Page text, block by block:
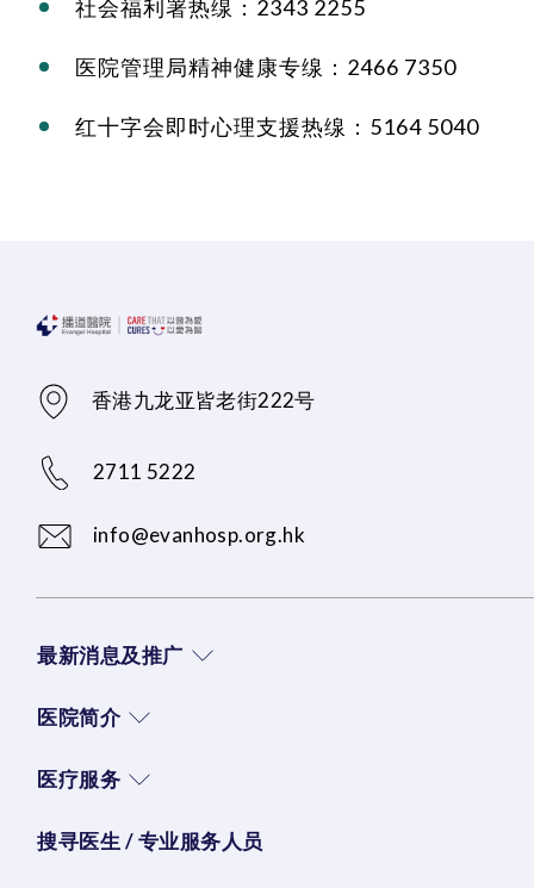
社会福利署热缐：2343 2255
医院管理局精神健康专缐：2466 7350
红十字会即时心理支援热缐：5164 5040
香港九龙亚皆老街222号
2711 5222
info@evanhosp.org.hk
最新消息及推广
医院简介
医疗服务
搜寻医生 / 专业服务人员